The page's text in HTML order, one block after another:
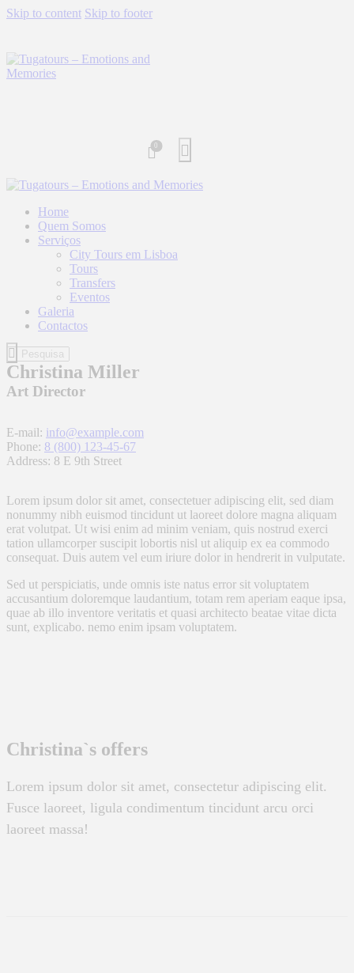
Skip to content Skip to footer
0
Home
Quem Somos
Serviços
City Tours em Lisboa
Tours
Transfers
Eventos
Galeria
Contactos
Christina Miller
Art Director
E-mail: info@example.com
Phone: 8 (800) 123-45-67
Address: 8 E 9th Street
Lorem ipsum dolor sit amet, consectetuer adipiscing elit, sed diam
nonummy nibh euismod tincidunt ut laoreet dolore magna aliquam
erat volutpat. Ut wisi enim ad minim veniam, quis nostrud exerci
tation ullamcorper suscipit lobortis nisl ut aliquip ex ea commodo
consequat. Duis autem vel eum iriure dolor in hendrerit in vulputate.
Sed ut perspiciatis, unde omnis iste natus error sit voluptatem
accusantium doloremque laudantium, totam rem aperiam eaque ipsa,
quae ab illo inventore veritatis et quasi architecto beatae vitae dicta
sunt, explicabo. nemo enim ipsam voluptatem.
Christina`s offers
Lorem ipsum dolor sit amet, consectetur adipiscing elit.
Fusce laoreet, ligula condimentum tincidunt arcu orci
laoreet massa!